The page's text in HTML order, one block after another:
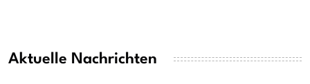
Aktuelle Nachrichten